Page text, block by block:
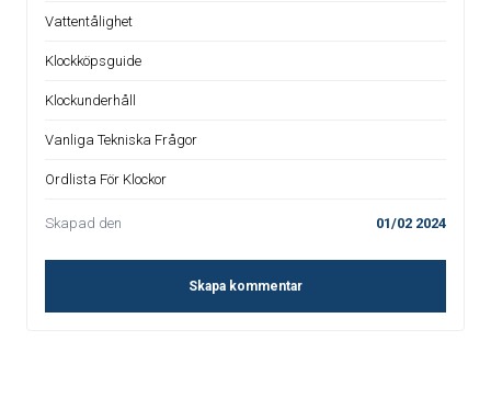
Vattentålighet
Klockköpsguide
Klockunderhåll
Vanliga Tekniska Frågor
Ordlista För Klockor
Skapad den 01/02 2024
Skapa kommentar